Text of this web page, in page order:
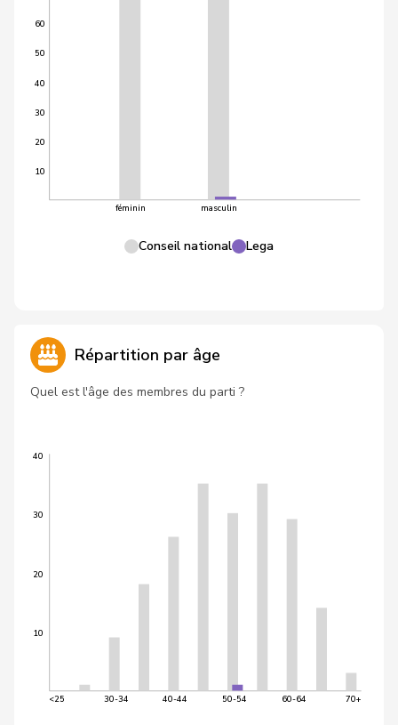
10
20
30
40
50
60
féminin masculin
Conseil national Lega
Répartition par âge
Quel est l'âge des membres du parti ?
10
20
30
40
<25 30-34 40-44 50-54 60-64 70+